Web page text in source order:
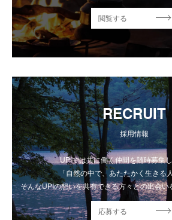
閲覧する
RECRUIT
採用情報
UPIでは共に働く仲間を随時募集し
「自然の中で、あたたかく生きる
そんなUPIの想いを共有できる方々との出会
応募する